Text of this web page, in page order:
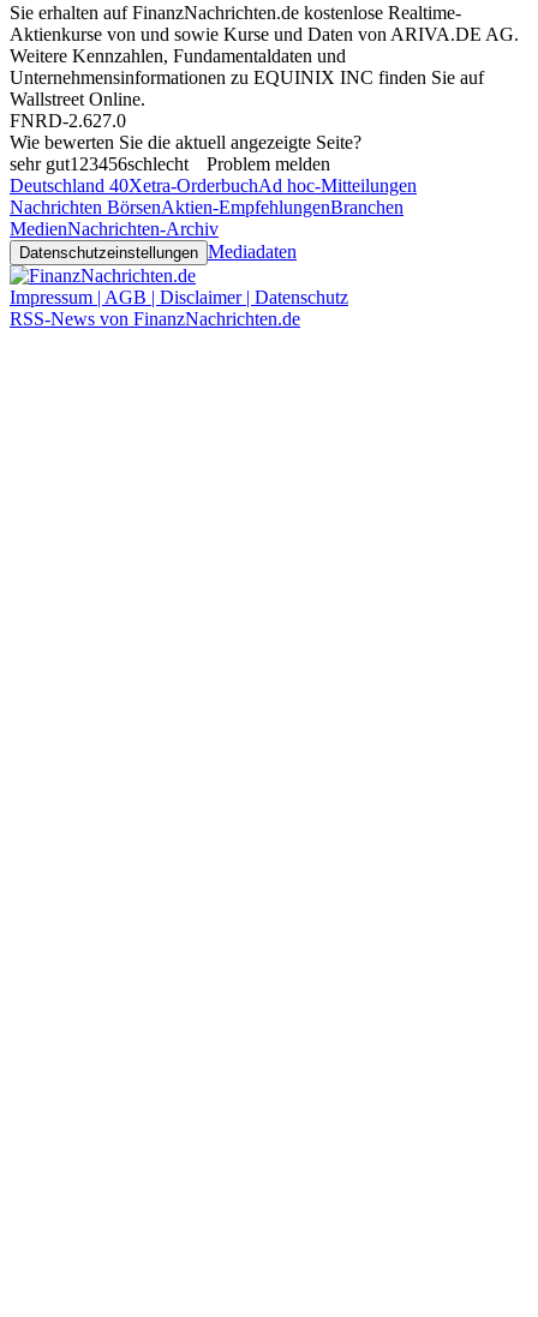
Sie erhalten auf FinanzNachrichten.de kostenlose Realtime-
Aktienkurse von und sowie Kurse und Daten von ARIVA.DE AG.
Weitere Kennzahlen, Fundamentaldaten und
Unternehmensinformationen zu EQUINIX INC finden Sie auf
Wallstreet Online.
FNRD-2.627.0
Wie bewerten Sie die aktuell angezeigte Seite?
sehr gut1 23456schlecht
Problem melden
Deutschland 40Xetra-OrderbuchAd hoc-Mitteilungen
Nachrichten BörsenAktien-EmpfehlungenBranchen
MedienNachrichten-Archiv
Datenschutzeinstellungen Mediadaten
Impressum | AGB | Disclaimer | Datenschutz
RSS-News von FinanzNachrichten.de